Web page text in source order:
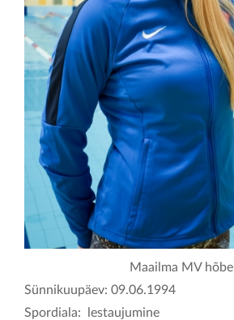
KONTAKT
Maailma MV hõbe
Sünnikuupäev: 09.06.1994
Spordiala: lestaujumine